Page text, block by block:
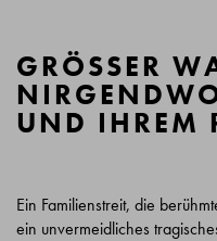
GRÖSSER
IRGENDWO
ND IHREM
Ein Familienstreit, die
ein unvermeidliches